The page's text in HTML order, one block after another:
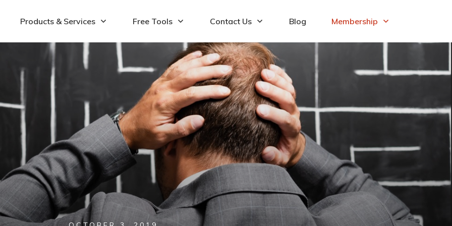
Products & Services Free Tools Contact Us Blog Membership